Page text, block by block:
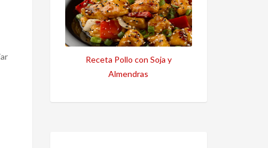
Receta Pollo con Soja y
Almendras